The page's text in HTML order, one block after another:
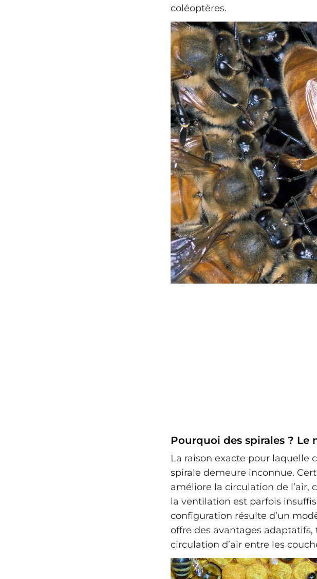
coléoptères.
Pourquoi des spirales ? Le
La raison exacte pour laquelle
spirale demeure inconnue.
améliore la circulation de l’air,
la ventilation est parfois
configuration résulte d’un
offre des avantages adaptatifs,
circulation d’air entre les